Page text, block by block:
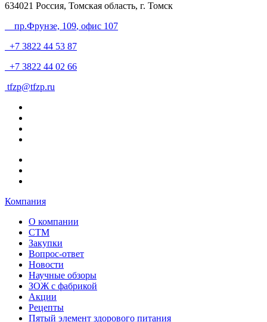
634021 Россия, Томская область, г. Томск
пр.Фрунзе, 109, офис 107
+7 3822 44 53 87
+7 3822 44 02 66
tfzp@tfzp.ru
Компания
О компании
СТМ
Закупки
Вопрос-ответ
Новости
Научные обзоры
ЗОЖ с фабрикой
Акции
Рецепты
Пятый элемент здорового питания